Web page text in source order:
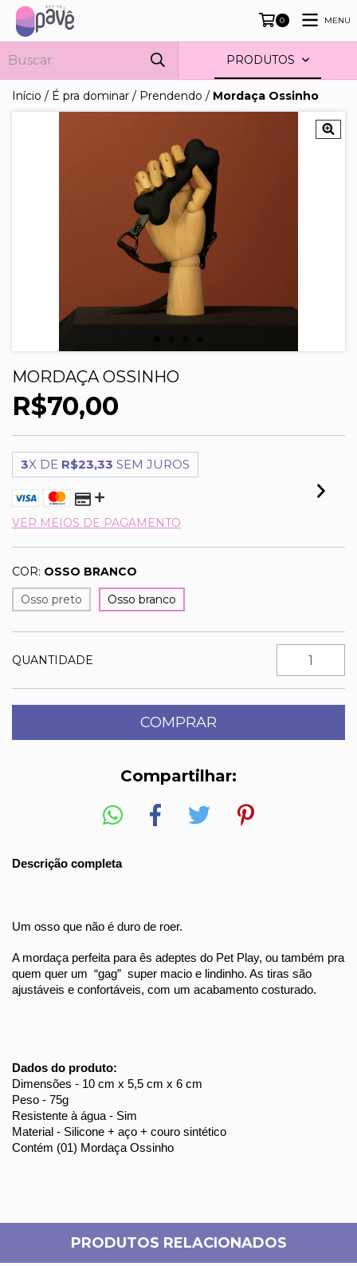
0 MENU
PRODUTOS
Início / É pra dominar / Prendendo / Mordaça Ossinho
MORDAÇA OSSINHO
R$70,00
3X DE R$23,33 SEM JUROS
VER MEIOS DE PAGAMENTO
COR: OSSO BRANCO
Osso preto
Osso branco
QUANTIDADE
Compartilhar:
Descrição completa
Um osso que não é duro de roer.
A mordaça perfeita para ês adeptes do Pet Play, ou também pra
quem quer um “gag” super macio e lindinho. As tiras são
ajustáveis e confortáveis, com um acabamento costurado.
Dados do produto:
Dimensões - 10 cm x 5,5 cm x 6 cm
Peso - 75g
Resistente à água - Sim
Material - Silicone + aço + couro sintético
Contém (01) Mordaça Ossinho
PRODUTOS RELACIONADOS